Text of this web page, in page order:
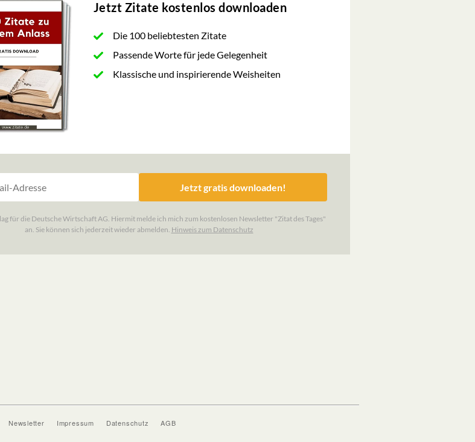
Newsletter Impressum Datenschutz AGB